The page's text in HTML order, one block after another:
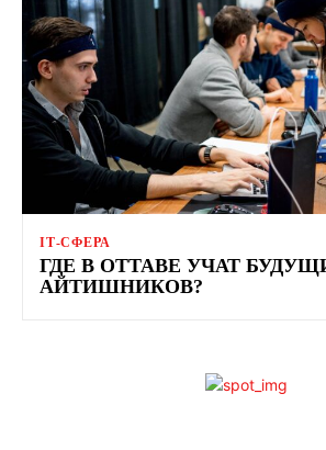
ІТ-СФЕРА
ГДЕ В ОТТАВЕ УЧАТ
АЙТИШНИКОВ?